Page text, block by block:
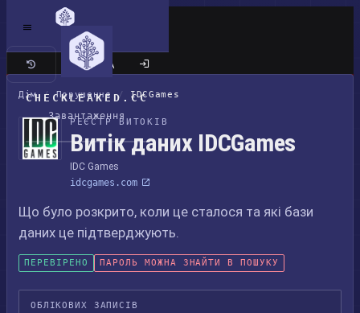
CHECKLEAKED.CC
Завантаження
Класичний сайт
Дім / Порушення / IDCGames
РЕЄСТР ВИТОКІВ
Витік даних IDCGames
IDC Games
idcgames.com
Що було розкрито, коли це сталося та які бази
даних це підтверджують.
ПЕРЕВІРЕНО ПАРОЛЬ МОЖНА ЗНАЙТИ В ПОШУКУ
ОБЛІКОВИХ ЗАПИСІВ